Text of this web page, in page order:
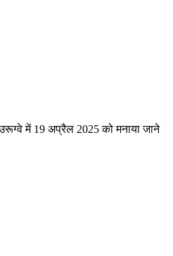
में 19 अप्रैल 2025 को मनाया जाने